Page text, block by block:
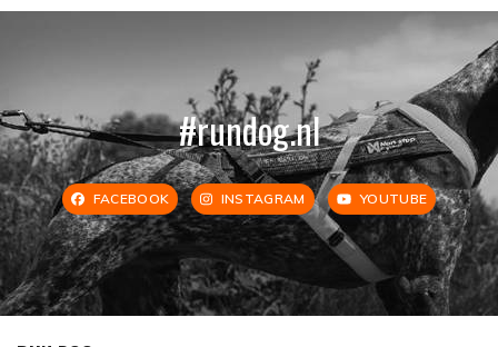
#rundog.nl
FACEBOOK INSTAGRAM YOUTUBE